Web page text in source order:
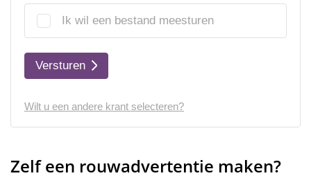
Ik wil een bestand meesturen
Versturen
Wilt u een andere krant selecteren?
Zelf een rouwadvertentie maken?